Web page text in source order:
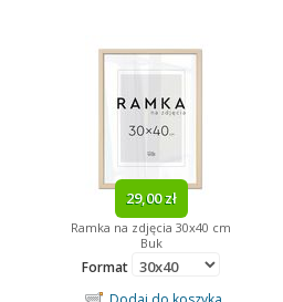
29,00 zł
Ramka na zdjęcia 30x40 cm
Buk
Format